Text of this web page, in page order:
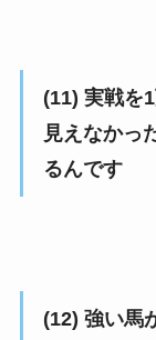
(11) 実戦を
見えなかっ
るんです
(12) 強い馬